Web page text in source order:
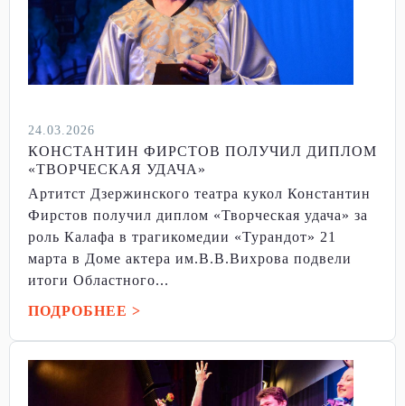
24.03.2026
КОНСТАНТИН ФИРСТОВ ПОЛУЧИЛ ДИПЛОМ
«ТВОРЧЕСКАЯ УДАЧА»
Артитст Дзержинского театра кукол Константин
Фирстов получил диплом «Творческая удача» за
роль Калафа в трагикомедии «Турандот» 21
марта в Доме актера им.В.В.Вихрова подвели
итоги Областного...
ПОДРОБНЕЕ >